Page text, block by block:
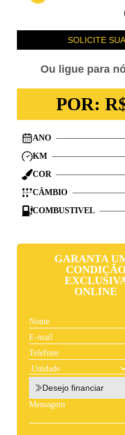
SOLICITE
Ou ligue para
POR:
ANO
KM
COR
CÂMBIO
COMBUSTIVEL
GARANTA
CONDIÇÃO
ONLINE
Desejo financiar